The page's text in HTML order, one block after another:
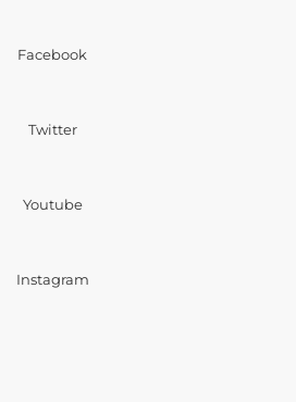
Facebook
Twitter
Youtube
Instagram